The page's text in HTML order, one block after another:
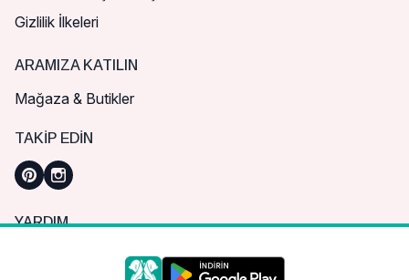
Gizlilik İlkeleri
ARAMIZA KATILIN
Mağaza & Butikler
TAKIP EDIN
YARDIM
Sık Sorulan Sorular